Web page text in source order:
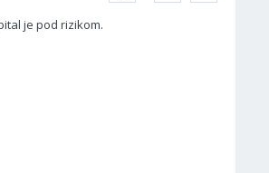
je pod rizikom.